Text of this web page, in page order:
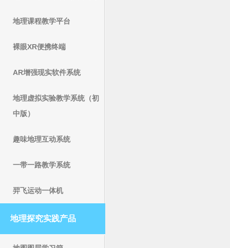
地理课程教学平台
裸眼XR便携终端
AR增强现实软件系统
地理虚拟实验教学系统（初
中版）
趣味地理互动系统
一带一路教学系统
羿飞运动一体机
地理探究实践产品